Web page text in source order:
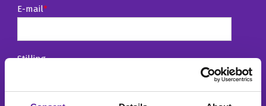
E-mail*
Stilling